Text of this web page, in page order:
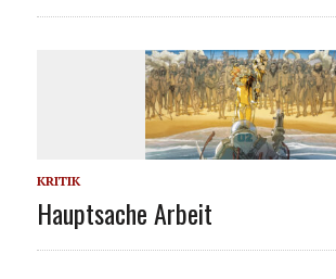
KRITIK
Hauptsache Arbeit